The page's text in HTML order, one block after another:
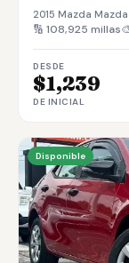
2015 Mazda
🔢 108,925 millas
DESDE
$1,239
DE INICIAL
Disponible